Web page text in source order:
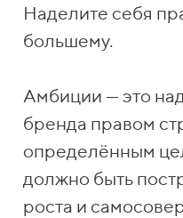
Наделите себя
большему.
Амбиции — это
бренда правом
определённым
должно быть
роста и